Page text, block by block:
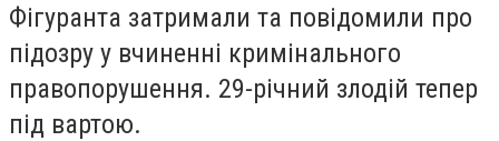
Фігуранта затримали та повідомили про
підозру у вчиненні кримінального
правопорушення. 29-річний злодій тепер
під вартою.